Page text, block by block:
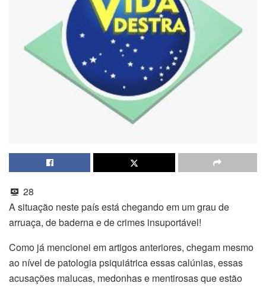
28
A situação neste país está chegando em um grau de
arruaça, de baderna e de crimes insuportável!
Como já mencionei em artigos anteriores, chegam mesmo
ao nível de patologia psiquiátrica essas calúnias, essas
acusações malucas, medonhas e mentirosas que estão